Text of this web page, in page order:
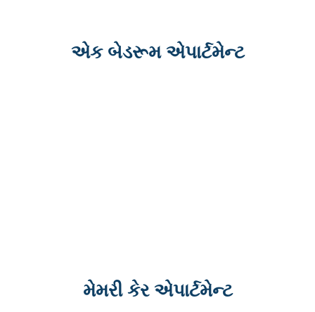
એક બેડરૂમ એપાર્ટમેન્ટ
મેમરી કેર એપાર્ટમેન્ટ